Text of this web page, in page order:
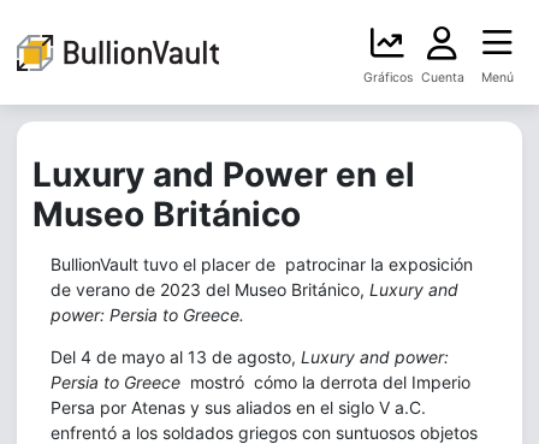
Gráficos Cuenta Menú
Luxury and Power en el
Museo Británico
BullionVault tuvo el placer de patrocinar la exposición
de verano de 2023 del Museo Británico, Luxury and
power: Persia to Greece.
Del 4 de mayo al 13 de agosto, Luxury and power:
Persia to Greece mostró cómo la derrota del Imperio
Persa por Atenas y sus aliados en el siglo V a.C.
enfrentó a los soldados griegos con suntuosos objetos